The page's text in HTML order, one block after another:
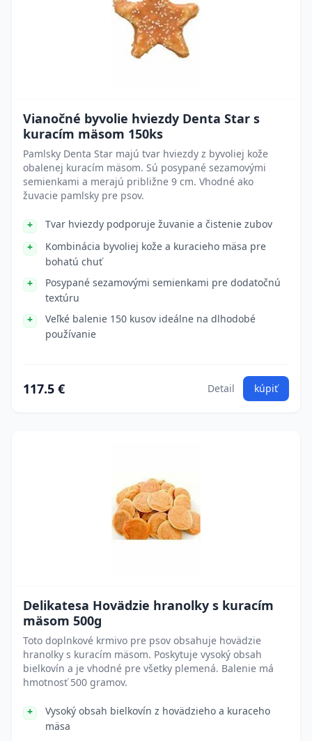
Vianočné byvolie hviezdy Denta Star s
kuracím mäsom 150ks
Pamlsky Denta Star majú tvar hviezdy z byvoliej kože
obalenej kuracím mäsom. Sú posypané sezamovými
semienkami a merajú približne 9 cm. Vhodné ako
žuvacie pamlsky pre psov.
Tvar hviezdy podporuje žuvanie a čistenie zubov
Kombinácia byvoliej kože a kuracieho mäsa pre
bohatú chuť
Posypané sezamovými semienkami pre dodatočnú
textúru
Veľké balenie 150 kusov ideálne na dlhodobé
používanie
117.5 € Detail kúpiť
Delikatesa Hovädzie hranolky s kuracím
mäsom 500g
Toto doplnkové krmivo pre psov obsahuje hovädzie
hranolky s kuracím mäsom. Poskytuje vysoký obsah
bielkovín a je vhodné pre všetky plemená. Balenie má
hmotnosť 500 gramov.
Vysoký obsah bielkovín z hovädzieho a kuraceho
mäsa